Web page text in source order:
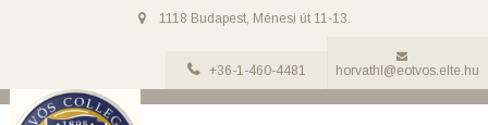
1118 Budapest, Ménesi út 11-13.
+36-1-460-4481 horvathl@eotvos.elte.hu